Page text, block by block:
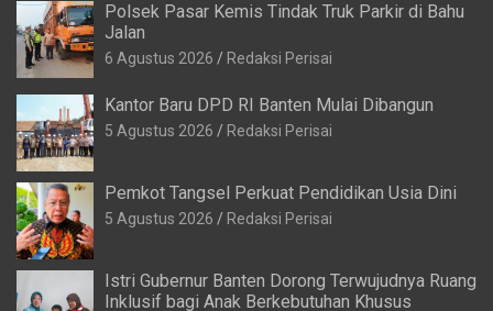
Polsek Pasar Kemis Tindak Truk Parkir di Bahu
Jalan
6 Agustus 2026 Redaksi Perisai
Kantor Baru DPD RI Banten Mulai Dibangun
5 Agustus 2026 Redaksi Perisai
Pemkot Tangsel Perkuat Pendidikan Usia Dini
5 Agustus 2026 Redaksi Perisai
Istri Gubernur Banten Dorong Terwujudnya Ruang
Inklusif bagi Anak Berkebutuhan Khusus